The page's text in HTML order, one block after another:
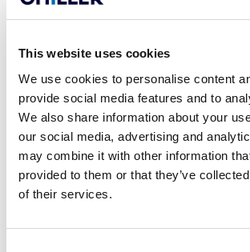
This website uses cookies
We use cookies to personalise content
provide social media features and to
We also share information about your
our social media, advertising and
may combine it with other information
provided to them or that they’ve
of their services.